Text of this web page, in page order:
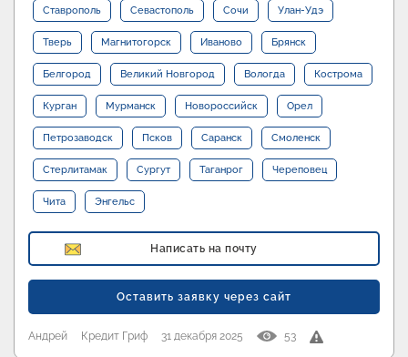
Ставрополь Севастополь Сочи Улан-Удэ
Тверь Магнитогорск Иваново Брянск
Белгород Великий Новгород Вологда Кострома
Курган Мурманск Новороссийск Орел
Петрозаводск Псков Саранск Смоленск
Стерлитамак Сургут Таганрог Череповец
Чита Энгельс
Написать на почту
Оставить заявку через сайт
Андрей Кредит Гриф 31 декабря 2025 53